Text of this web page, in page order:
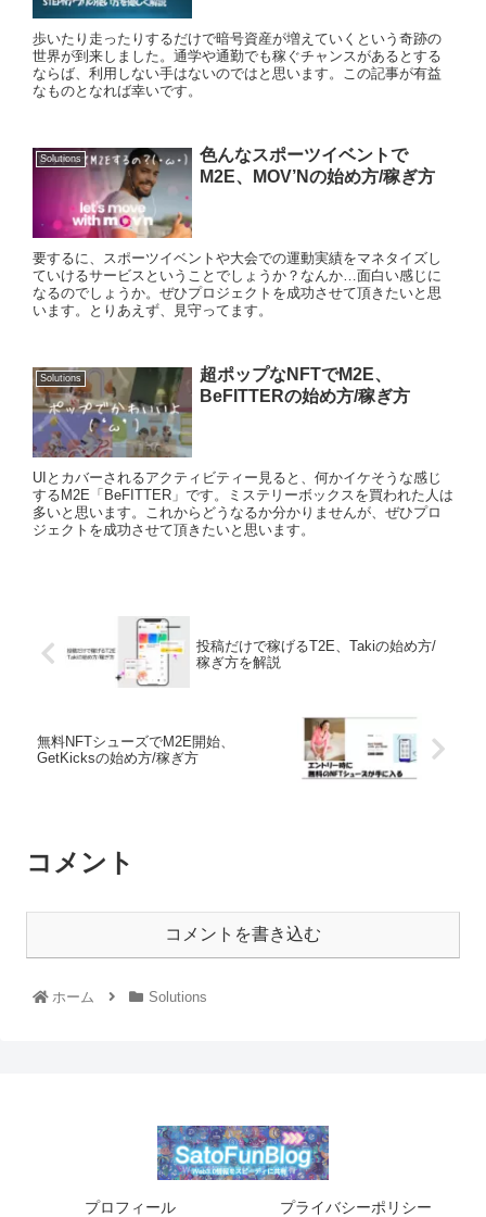
歩いたり走ったりするだけで暗号資産が増えていくという奇跡の
世界が到来しました。通学や通勤でも稼ぐチャンスがあるとする
ならば、利用しない手はないのではと思います。この記事が有益
なものとなれば幸いです。
Solutions
色んなスポーツイベントで
M2E、MOV’Nの始め方/稼ぎ方
要するに、スポーツイベントや大会での運動実績をマネタイズし
ていけるサービスということでしょうか？なんか…面白い感じに
なるのでしょうか。ぜひプロジェクトを成功させて頂きたいと思
います。とりあえず、見守ってます。
Solutions
超ポップなNFTでM2E、
BeFITTERの始め方/稼ぎ方
UIとカバーされるアクティビティー見ると、何かイケそうな感じ
するM2E「BeFITTER」です。ミステリーボックスを買われた人は
多いと思います。これからどうなるか分かりませんが、ぜひプロ
ジェクトを成功させて頂きたいと思います。
投稿だけで稼げるT2E、Takiの始め方/
稼ぎ方を解説
無料NFTシューズでM2E開始、
GetKicksの始め方/稼ぎ方
コメント
コメントを書き込む
ホーム Solutions
プロフィール プライバシーポリシー